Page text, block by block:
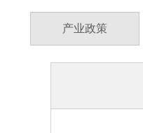
产业政策